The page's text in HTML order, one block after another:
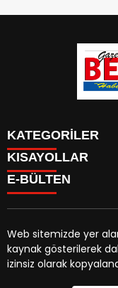
KATEGORİLER
CANLI YAYIN
BURÇLAR
CANLI SONUÇLAR
HAVA DURUMU
CANLI TV
KISAYOLLAR
Menü seçimi yapın.
sayfasından menü
E-BÜLTEN
tarafınıza haber,
gönderilmesini kabul
Web sitemizde yer
kaynak gösterilerek
izinsiz olarak